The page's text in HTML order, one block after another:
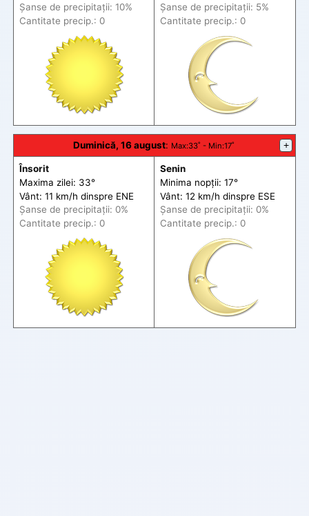
Șanse de precipitații: 10%
Cantitate precip.: 0
Șanse de precipitații: 5%
Cantitate precip.: 0
Duminică, 16 august: Max:33˚ - Min:17˚ +
Însorit
Maxima zilei: 33°
Vânt: 11 km/h dinspre ENE
Șanse de precipitații: 0%
Cantitate precip.: 0
Senin
Minima nopții: 17°
Vânt: 12 km/h dinspre ESE
Șanse de precipitații: 0%
Cantitate precip.: 0